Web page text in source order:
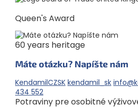
Queen's Award
60 years heritage
Máte otázku? Napíšte nám
KendamilCZSK kendamil_sk
434 552
Potraviny pre osobitné